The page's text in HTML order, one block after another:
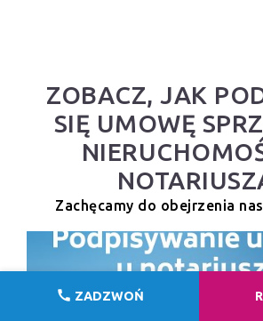
ZOBACZ, JAK
SIĘ UMOWĘ
Zachęcamy do obejrzenia
call ZADZWOŃ